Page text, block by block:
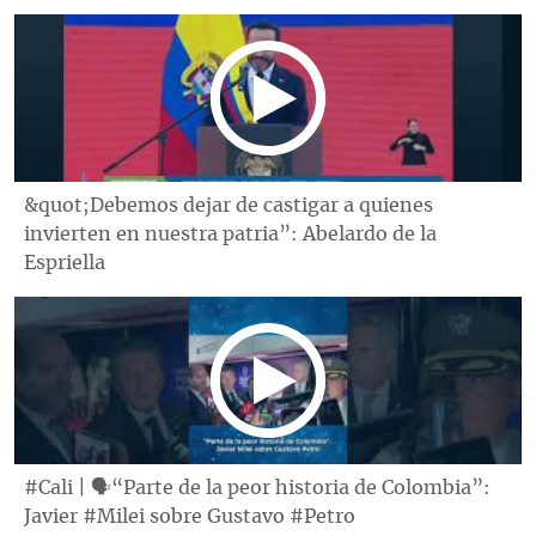
&quot;Debemos dejar de castigar a quienes
invierten en nuestra patria”: Abelardo de la
Espriella
#Cali | 🗣“Parte de la peor historia de Colombia”:
Javier #Milei sobre Gustavo #Petro